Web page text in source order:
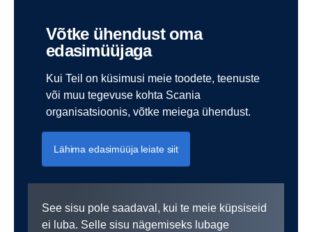
Võtke ühendust oma
edasimüüjaga
Kui Teil on küsimusi meie toodete, teenuste
või muu tegevuse kohta Scania
organisatsioonis, võtke meiega ühendust.
Lähima edasimüüja leiate siit
See sisu pole saadaval, kui te meie küpsiseid
ei luba. Selle sisu nägemiseks lubage